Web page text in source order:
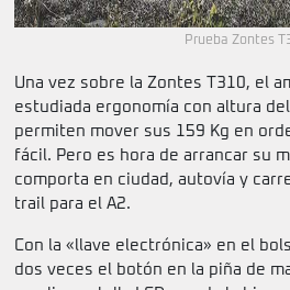
Prueba Zontes
Una vez sobre la Zontes T310, el
estudiada ergonomía con altura
permiten mover sus 159 Kg en
fácil. Pero es hora de arrancar su
comporta en ciudad, autovía y
trail para el A2.
Con la «llave electrónica» en el
dos veces el botón en la piña de